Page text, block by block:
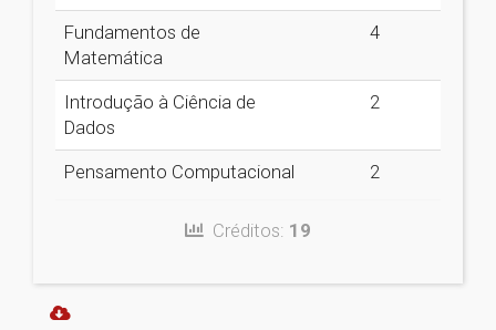
Fundamentos de
Matemática
4
Introdução à Ciência de
Dados
2
Pensamento Computacional 2
Créditos: 19